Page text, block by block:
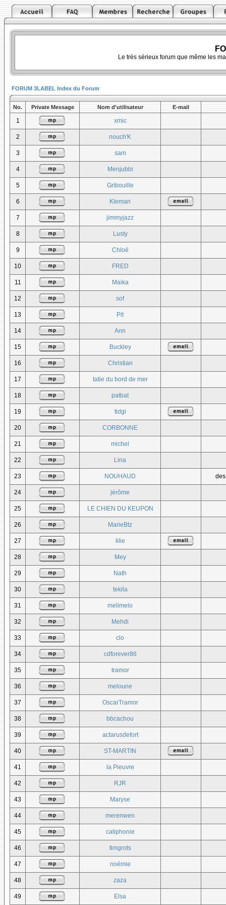
Le très sérieux forum que même les
FORUM 3LABEL Index du Forum
No. Private Message Nom d'utilisateur E-mail
1 xmic
2 nouch'K
3 sam
4 Menjubbi
5 Gribouille
6 Kleman
7 jimmyjazz
8 Lusty
9 Chloé
10 FRED
11 Maika
12 sof
13 Pit
14 Ann
15 Buckley
16 Christian
17 tatie du bord de mer
18 patbat
19 tidgi
20 CORBONNE
21 michel
22 Lina
23 NOUHAUD
24 jérôme
25 LE CHIEN DU KEUPON
26 MarieBtz
27 lilie
28 Mey
29 Nath
30 tekila
31 melimelo
32 Mehdi
33 clo
34 cdforever86
35 tramor
36 meloune
37 OscarTramor
38 bbcachou
39 actarusdefort
40 ST-MARTIN
41 la Pieuvre
42 RJR
43 Maryse
44 merenwen
45 caliphonie
46 timgrots
47 noémie
48 zaza
49 Elsa